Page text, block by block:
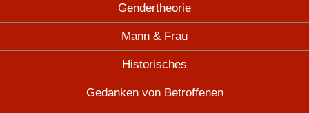
Gendertheorie
Mann & Frau
Historisches
Gedanken von Betroffenen